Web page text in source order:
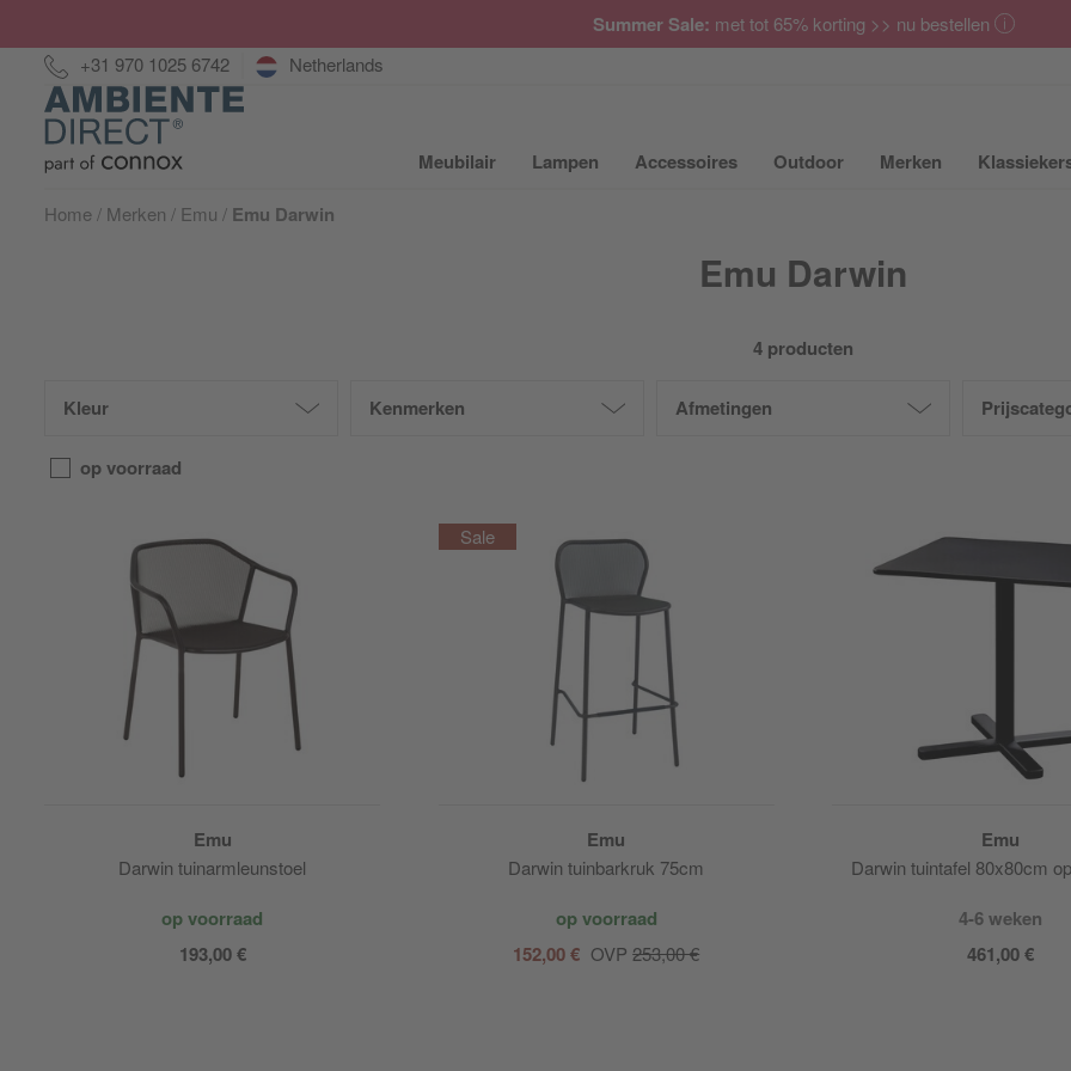
Summer Sale: met tot 65% korting >> nu bestellen
Hotline:
+31 970 1025 6742 Netherlands
Home
Meubilair Submenu van Meubilair uit- of inklappen
Lampen Submenu van Lampen uit- of inklappen
Accessoires Submenu van Accessoires uit- of
Outdoor Submenu van Outdoor
Merken Submenu
Home Merken Emu Emu Darwin
Emu Darwin
4 producten
Kleur Kenmerken Afmetingen
op voorraad
Emu
Darwin tuinarmleunstoel
op voorraad
193,00 €
Emu
Darwin tuinbarkruk 75cm
op voorraad
152,00 € OVP253,00 €
Emu
Darwin tuintafel 80x80cm
4-6 weken
461,00 €